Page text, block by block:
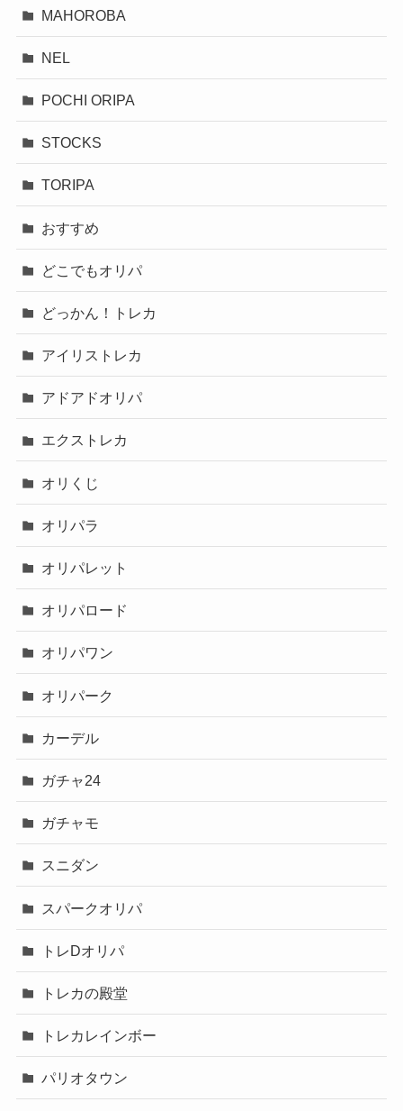
MAHOROBA
NEL
POCHI ORIPA
STOCKS
TORIPA
おすすめ
どこでもオリパ
どっかん！トレカ
アイリストレカ
アドアドオリパ
エクストレカ
オリくじ
オリパラ
オリパレット
オリパロード
オリパワン
オリパーク
カーデル
ガチャ24
ガチャモ
スニダン
スパークオリパ
トレDオリパ
トレカの殿堂
トレカレインボー
パリオタウン